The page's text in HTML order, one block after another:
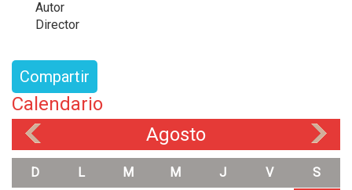
Autor
Director
Compartir
Calendario
Agosto
D L M M J V S